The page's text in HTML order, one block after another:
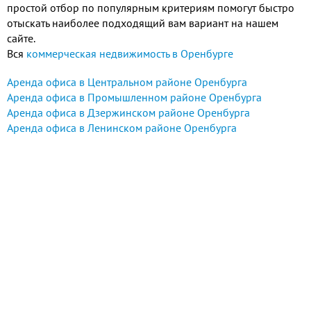
простой отбор по популярным критериям помогут быстро
отыскать наиболее подходящий вам вариант на нашем
сайте.
Вся коммерческая недвижимость в Оренбурге
Аренда офиса в Центральном районе Оренбурга
Аренда офиса в Промышленном районе Оренбурга
Аренда офиса в Дзержинском районе Оренбурга
Аренда офиса в Ленинском районе Оренбурга